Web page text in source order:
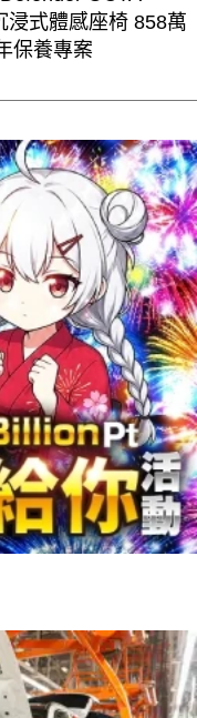
浸式體感座椅 858萬
保養專案